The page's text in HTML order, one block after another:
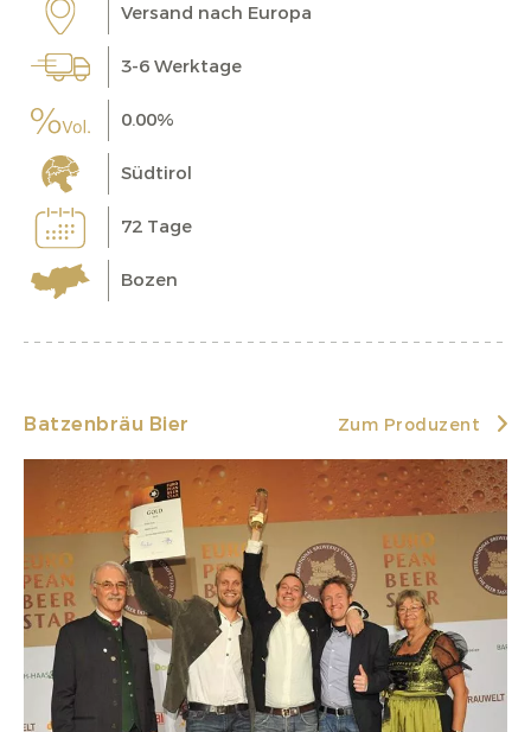
Versand nach Europa
3-6 Werktage
0.00%
Südtirol
72 Tage
Bozen
Batzenbräu Bier Zum Produzent